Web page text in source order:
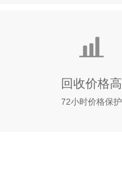
回收价格高
72小时价格保护